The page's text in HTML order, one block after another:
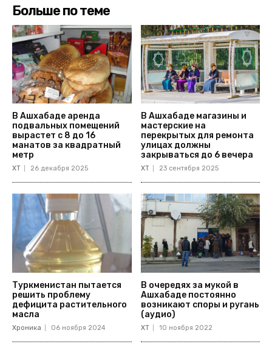
Больше по теме
В Ашхабаде аренда
подвальных помещений
вырастет с 8 до 16
манатов за квадратный
метр
ХТ 26 декабря 2025
В Ашхабаде магазины и
мастерские на
перекрытых для ремонта
улицах должны
закрываться до 6 вечера
ХТ 23 сентября 2025
Туркменистан пытается
решить проблему
дефицита растительного
масла
Хроника 06 ноября 2024
В очередях за мукой в
Ашхабаде постоянно
возникают споры и ругань
(аудио)
ХТ 10 ноября 2022